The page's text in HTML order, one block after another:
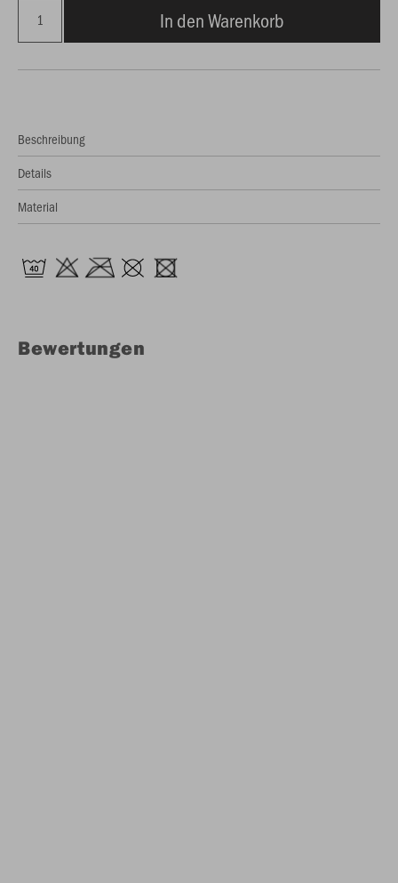
In den Warenkorb
Beschreibung
Details
Material
Bewertungen